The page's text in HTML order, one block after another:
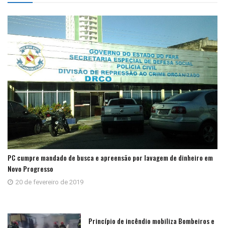
PC cumpre mandado de busca e apreensão por lavagem de dinheiro em
Novo Progresso
20 de fevereiro de 2019
Princípio de incêndio mobiliza Bombeiros e